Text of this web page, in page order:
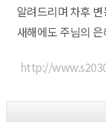
알려드리며 차후
새해에도 주님의
http://